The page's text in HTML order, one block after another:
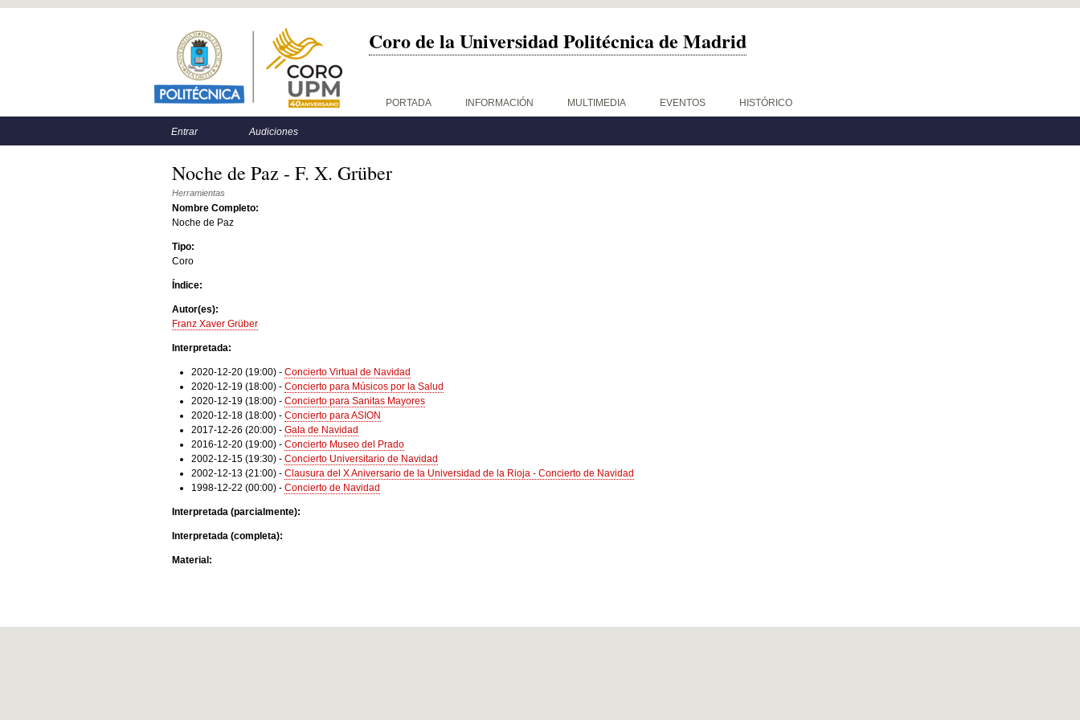
Coro de la Universidad Politécnica de Madrid
PORTADA INFORMACIÓN MULTIMEDIA EVENTOS HISTÓRICO
Entrar Audiciones
Noche de Paz - F. X. Grüber
Herramientas
Nombre Completo:
Noche de Paz
Tipo:
Coro
Índice:
Autor(es):
Franz Xaver Grüber
Interpretada:
2020-12-20 (19:00) - Concierto Virtual de Navidad
2020-12-19 (18:00) - Concierto para Músicos por la Salud
2020-12-19 (18:00) - Concierto para Sanitas Mayores
2020-12-18 (18:00) - Concierto para ASION
2017-12-26 (20:00) - Gala de Navidad
2016-12-20 (19:00) - Concierto Museo del Prado
2002-12-15 (19:30) - Concierto Universitario de Navidad
2002-12-13 (21:00) - Clausura del X Aniversario de la Universidad de la Rioja - Concierto de Navidad
1998-12-22 (00:00) - Concierto de Navidad
Interpretada (parcialmente):
Interpretada (completa):
Material: